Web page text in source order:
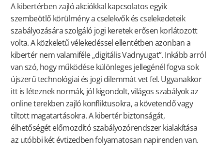
A kibertérben zajló akciókkal kapcsolatos egyik
szembeötlő körülmény a cselekvők és cselekedeteik
szabályozására szolgáló jogi keretek erősen korlátozott
volta. A közkeletű vélekedéssel ellentétben azonban a
kibertér nem valamiféle „digitális Vadnyugat”. Inkább arról
van szó, hogy működése különleges jellegénél fogva sok
újszerű technológiai és jogi dilemmát vet fel. Ugyanakkor
itt is léteznek normák, jól kigondolt, világos szabályok az
online terekben zajló konfliktusokra, a követendő vagy
tiltott magatartásokra. A kibertér biztonságát,
élhetőségét előmozdító szabályozórendszer kialakítása
az utóbbi két évtizedben folyamatosan napirenden van.